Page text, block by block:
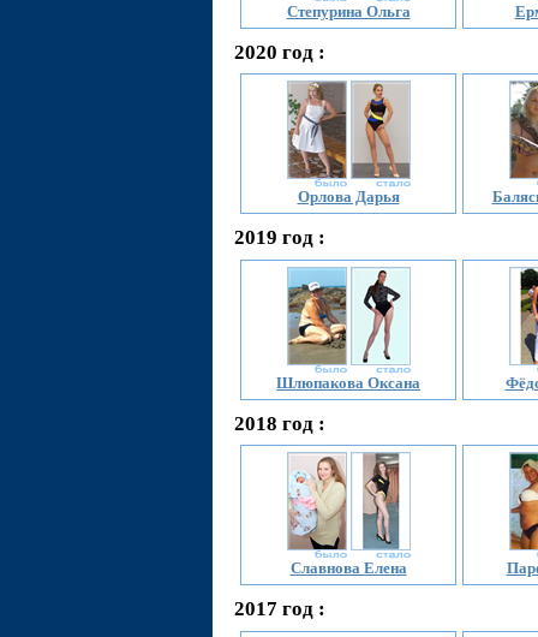
Степурина Ольга
2020 год :
Орлова Дарья
2019 год :
Шлюпакова Оксана
2018 год :
Славнова Елена
2017 год :